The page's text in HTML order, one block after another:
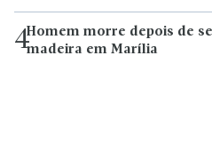
4Homem morre depois de
madeira em Marília